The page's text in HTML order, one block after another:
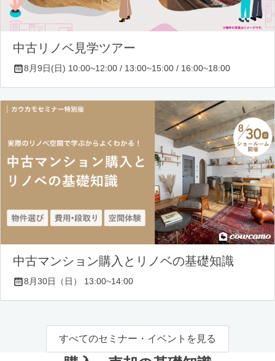
中古リノベ見学ツアー
8月9日(日) 10:00~12:00 / 13:00~15:00 / 16:00~18:00
中古マンション購入とリノベの基礎知識
8月30日（日） 13:00~14:00
すべてのセミナー・イベントを見る